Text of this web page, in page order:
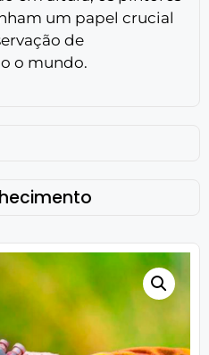
um papel crucial
de
o mundo.